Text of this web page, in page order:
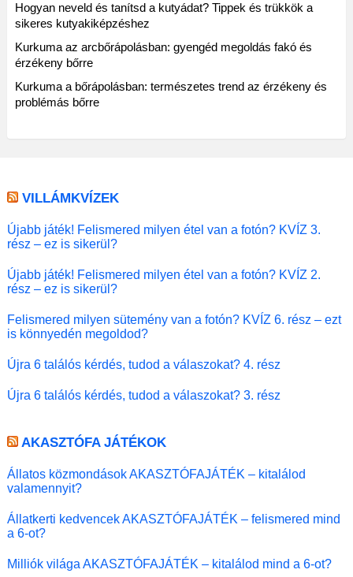
Hogyan neveld és tanítsd a kutyádat? Tippek és trükkök a
sikeres kutyakiképzéshez
Kurkuma az arcbőrápolásban: gyengéd megoldás fakó és
érzékeny bőrre
Kurkuma a bőrápolásban: természetes trend az érzékeny és
problémás bőrre
VILLÁMKVÍZEK
Újabb játék! Felismered milyen étel van a fotón? KVÍZ 3.
rész – ez is sikerül?
Újabb játék! Felismered milyen étel van a fotón? KVÍZ 2.
rész – ez is sikerül?
Felismered milyen sütemény van a fotón? KVÍZ 6. rész – ezt
is könnyedén megoldod?
Újra 6 találós kérdés, tudod a válaszokat? 4. rész
Újra 6 találós kérdés, tudod a válaszokat? 3. rész
AKASZTÓFA JÁTÉKOK
Állatos közmondások AKASZTÓFAJÁTÉK – kitalálod
valamennyit?
Állatkerti kedvencek AKASZTÓFAJÁTÉK – felismered mind
a 6-ot?
Milliók világa AKASZTÓFAJÁTÉK – kitalálod mind a 6-ot?